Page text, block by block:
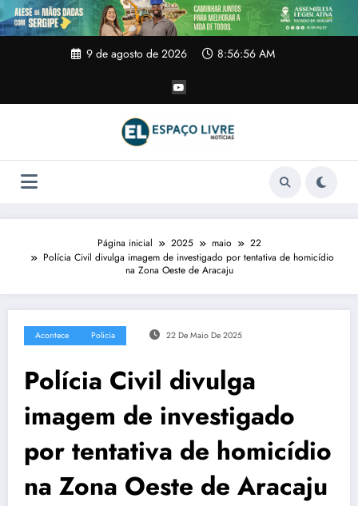
Pular
para
o
9 de agosto de 2026 8:56:57 AM
Página inicial 2025 maio
22
Polícia Civil divulga imagem de investigado por tentativa de homicídio
na Zona Oeste de Aracaju
Acontece Policia 22 De Maio De 2025
Polícia Civil divulga
imagem de investigado
por tentativa de homicídio
na Zona Oeste de Aracaju